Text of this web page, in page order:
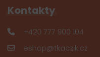
Kontakty
+420 777 900 104
eshop@tkaczik.cz